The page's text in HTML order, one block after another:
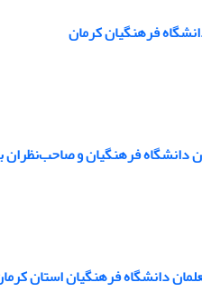
فرهنگیان کرمان
دانشگاه فرهنگیان استان